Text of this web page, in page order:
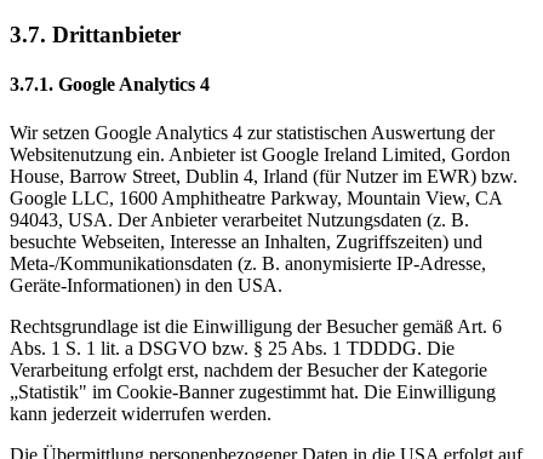
3.7. Drittanbieter
3.7.1. Google Analytics 4
Wir setzen Google Analytics 4 zur statistischen Auswertung der
Websitenutzung ein. Anbieter ist Google Ireland Limited, Gordon
House, Barrow Street, Dublin 4, Irland (für Nutzer im EWR) bzw.
Google LLC, 1600 Amphitheatre Parkway, Mountain View, CA
94043, USA. Der Anbieter verarbeitet Nutzungsdaten (z. B.
besuchte Webseiten, Interesse an Inhalten, Zugriffszeiten) und
Meta-/Kommunikationsdaten (z. B. anonymisierte IP-Adresse,
Geräte-Informationen) in den USA.
Rechtsgrundlage ist die Einwilligung der Besucher gemäß Art. 6
Abs. 1 S. 1 lit. a DSGVO bzw. § 25 Abs. 1 TDDDG. Die
Verarbeitung erfolgt erst, nachdem der Besucher der Kategorie
„Statistik" im Cookie-Banner zugestimmt hat. Die Einwilligung
kann jederzeit widerrufen werden.
Die Übermittlung personenbezogener Daten in die USA erfolgt auf